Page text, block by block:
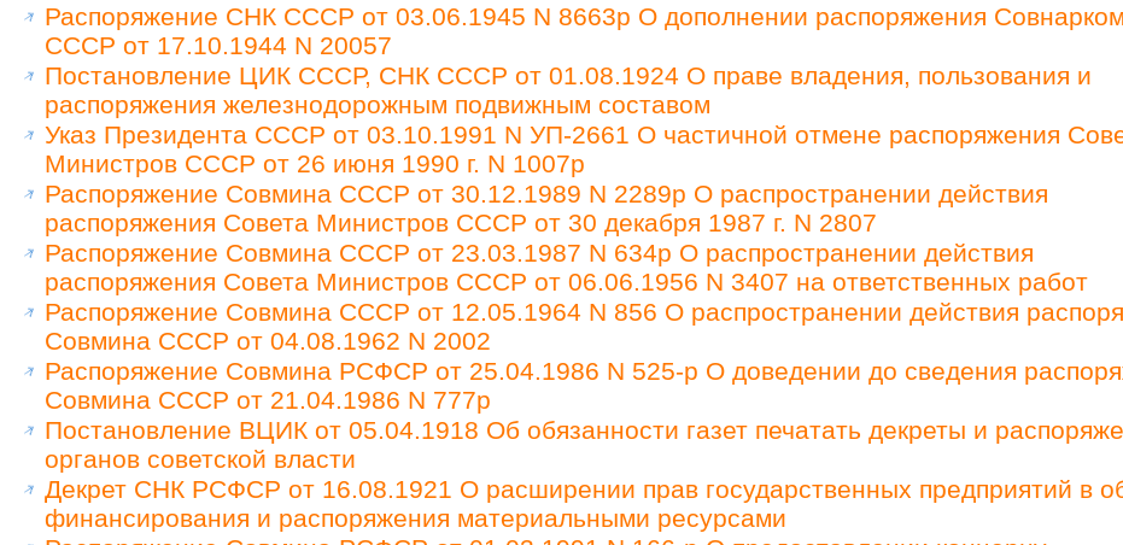
Распоряжение СНК СССР от 03.06.1945 N 8663р О дополнении распоряжения
СССР от 17.10.1944 N 20057
Постановление ЦИК СССР, СНК СССР от 01.08.1924 О праве владения, пользования и
распоряжения железнодорожным подвижным составом
Указ Президента СССР от 03.10.1991 N УП-2661 О частичной отмене распоряжения
Министров СССР от 26 июня 1990 г. N 1007р
Распоряжение Совмина СССР от 30.12.1989 N 2289р О распространении действия
распоряжения Совета Министров СССР от 30 декабря 1987 г. N 2807
Распоряжение Совмина СССР от 23.03.1987 N 634р О распространении действия
распоряжения Совета Министров СССР от 06.06.1956 N 3407 на ответственных работ
Распоряжение Совмина СССР от 12.05.1964 N 856 О распространении действия
Совмина СССР от 04.08.1962 N 2002
Распоряжение Совмина РСФСР от 25.04.1986 N 525-р О доведении до сведения
Совмина СССР от 21.04.1986 N 777р
Постановление ВЦИК от 05.04.1918 Об обязанности газет печатать декреты и
органов советской власти
Декрет СНК РСФСР от 16.08.1921 О расширении прав государственных предприятий в
финансирования и распоряжения материальными ресурсами